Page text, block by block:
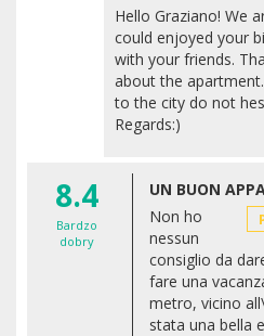
Hello Graziano! We
could enjoyed your
with your friends.
about the
to the city do not
Regards:)
8.4
Bardzo
dobry
UN BUON
Non ho
nessun
consiglio da
fare una
metro, vicino
stata una bella